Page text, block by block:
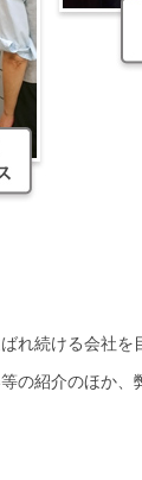
れ続ける会社
紹介のほか、